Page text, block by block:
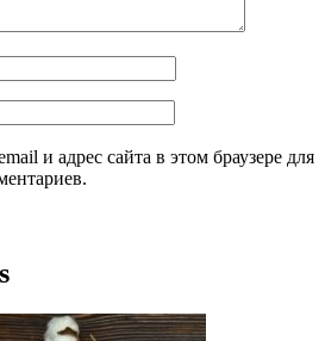
и адрес сайта в этом браузере для